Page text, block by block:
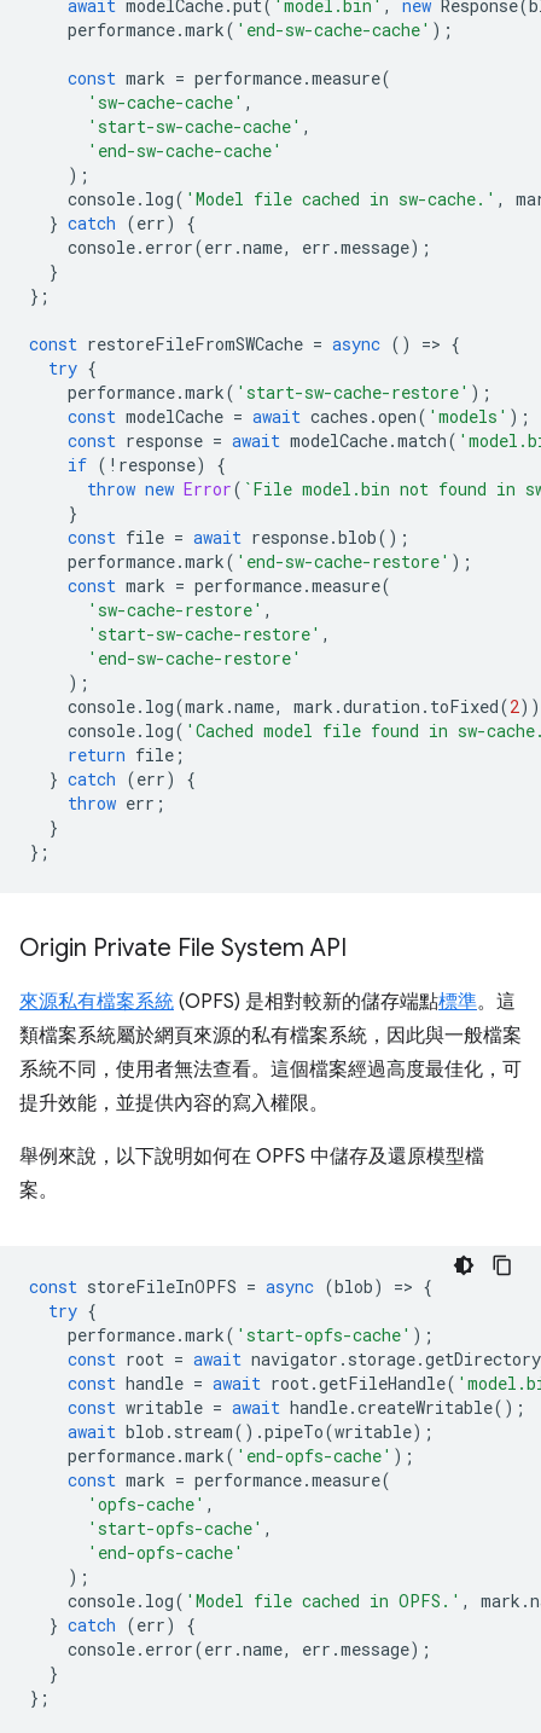
await modelCache.put( 'model.bin' , new Response(
performance.mark( 'end-sw-cache-cache' );
const mark = performance.measure(
'sw-cache-cache' ,
'start-sw-cache-cache' ,
'end-sw-cache-cache'
);
console. log( 'Model file cached in sw-cache.' ,
} catch (err)
{
console. error(err .name, err .message);
}
};
const restoreFileFromSWCache = async () => {
try {
performance.mark( 'start-sw-cache-restore' );
const modelCache = await caches .open( 'models' );
const response = await modelCache.match(
if ( ! response)
{
throw new Error( `File model.bin not found in
}
const file = await response.blob();
performance.mark( 'end-sw-cache-restore' );
const mark = performance.measure(
'sw-cache-restore' ,
'start-sw-cache-restore' ,
'end-sw-cache-restore'
);
console. log(mark .name, mark .duration . toFixed(2
console. log( 'Cached model file found in sw-
return file ;
} catch (err)
{
throw err ;
}
};
Origin Private File System API
來源私有檔案系統 (OPFS) 是相對較新的儲存端點標準。這
類檔案系統屬於網頁來源的私有檔案系統，因此與一般檔案
系統不同，使用者無法查看。這個檔案經過高度最佳化，可
提升效能，並提供內容的寫入權限。
舉例來說，以下說明如何在 OPFS 中儲存及還原模型檔
案。
const storeFileInOPFS = async (blob) => {
try {
performance.mark( 'start-opfs-cache' );
const root = await navigator . storage.getDirectory
const handle = await root.getFileHandle(
const writable = await handle.createWritable();
await blob . stream().pipeTo(writable);
performance.mark( 'end-opfs-cache' );
const mark = performance.measure(
'opfs-cache' ,
'start-opfs-cache' ,
'end-opfs-cache'
);
console. log( 'Model file cached in OPFS.' , mark .
} catch (err)
{
console. error(err .name, err .message);
}
};